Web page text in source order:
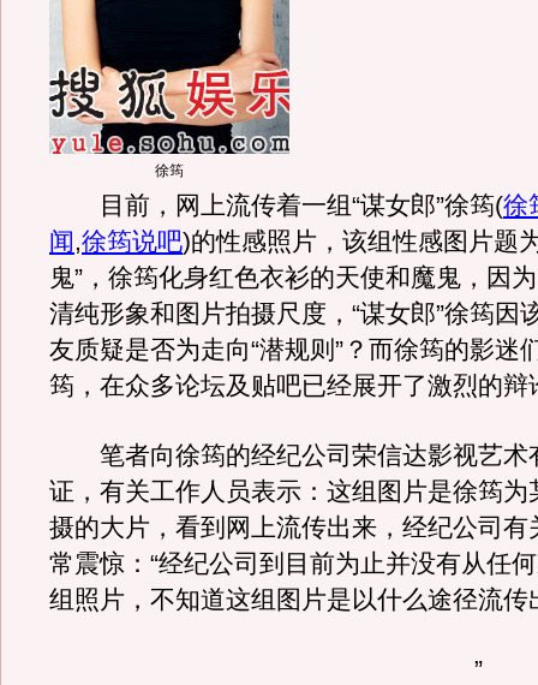
徐筠
目前，网上流传着一组“谋女郎”徐筠(徐
闻,徐筠说吧)的性感照片，该组性感图片题
鬼”，徐筠化身红色衣衫的天使和魔鬼，因
清纯形象和图片拍摄尺度，“谋女郎”徐筠因
友质疑是否为走向“潜规则”？而徐筠的影迷
筠，在众多论坛及贴吧已经展开了激烈的辩
笔者向徐筠的经纪公司荣信达影视艺术
证，有关工作人员表示：这组图片是徐筠为
摄的大片，看到网上流传出来，经纪公司有
常震惊：“经纪公司到目前为止并没有从任
组照片，不知道这组图片是以什么途径流传
”